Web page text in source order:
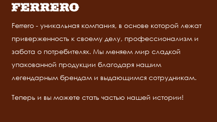
Ferrero - уникальная компания, в основе которой лежат
приверженность к своему делу, профессионализм и
забота о потребителях. Мы меняем мир сладкой
упакованной продукции благодаря нашим
легендарным брендам и выдающимся сотрудникам.
Теперь и вы можете стать частью нашей истории!